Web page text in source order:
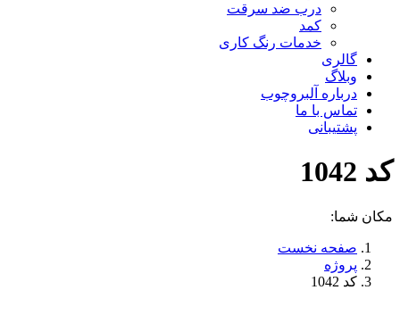
درب ضد سرقت
کمد
خدمات رنگ کاری
گالری
وبلاگ
درباره آلبروچوب
تماس با ما
پشتیبانی
کد 1042
مکان شما:
صفحه نخست
پروژه
کد 1042